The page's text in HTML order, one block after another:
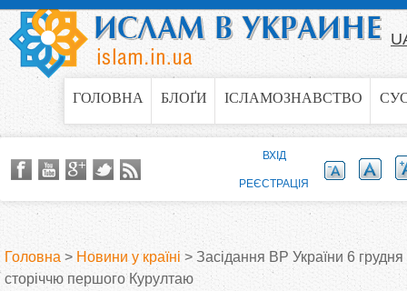
Jump to navigation
ГОЛОВНА БЛОҐИ ІСЛАМОЗНАВСТВО
Головна > Новини у країні > Засідання ВР України 6
сторіччю першого Курултаю
ВХІД
РЕЄСТРАЦІЯ